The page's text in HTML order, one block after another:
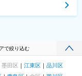
で絞り込む
墨田区 江東区
品川区